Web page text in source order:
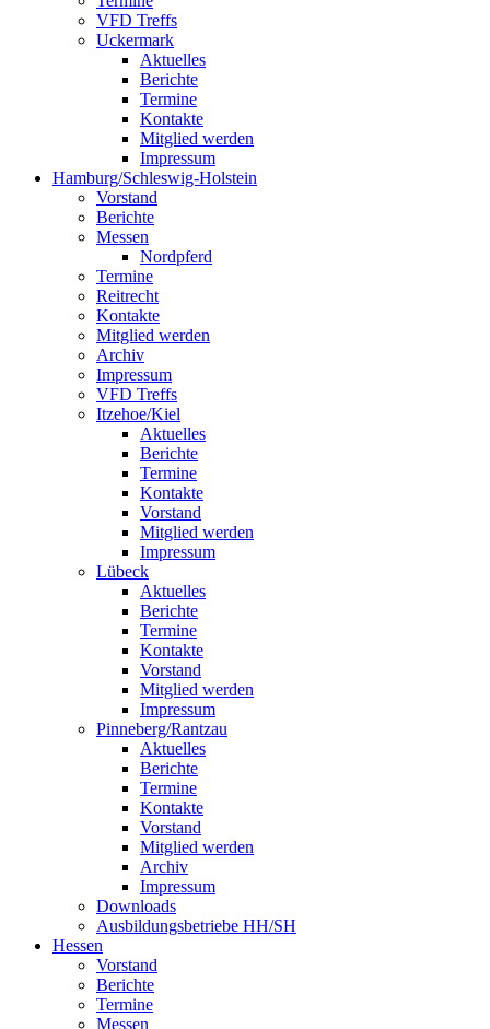
VFD Treffs
Uckermark
Aktuelles
Berichte
Termine
Kontakte
Mitglied werden
Impressum
Hamburg/Schleswig-Holstein
Vorstand
Berichte
Messen
Nordpferd
Termine
Reitrecht
Kontakte
Mitglied werden
Archiv
Impressum
VFD Treffs
Itzehoe/Kiel
Aktuelles
Berichte
Termine
Kontakte
Vorstand
Mitglied werden
Impressum
Lübeck
Aktuelles
Berichte
Termine
Kontakte
Vorstand
Mitglied werden
Impressum
Pinneberg/Rantzau
Aktuelles
Berichte
Termine
Kontakte
Vorstand
Mitglied werden
Archiv
Impressum
Downloads
Ausbildungsbetriebe HH/SH
Hessen
Vorstand
Berichte
Termine
Messen